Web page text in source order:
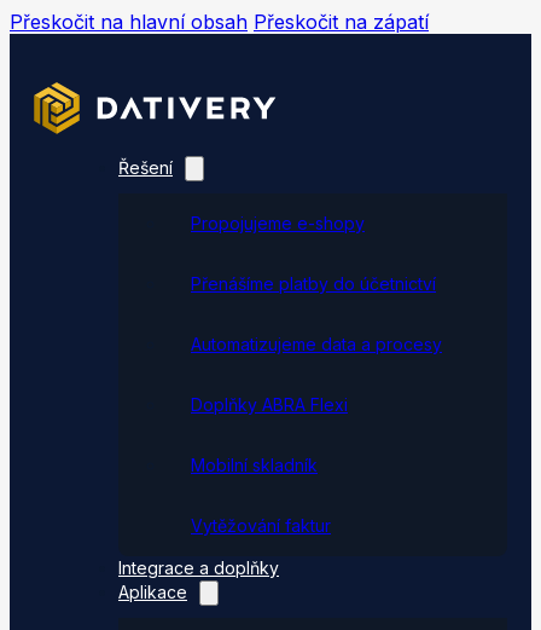
Přeskočit na hlavní obsah Přeskočit na zápatí
Řešení
Propojujeme e-shopy
Přenášíme platby do účetnictví
Automatizujeme data a procesy
Doplňky ABRA Flexi
Mobilní skladník
Vytěžování faktur
Integrace a doplňky
Aplikace